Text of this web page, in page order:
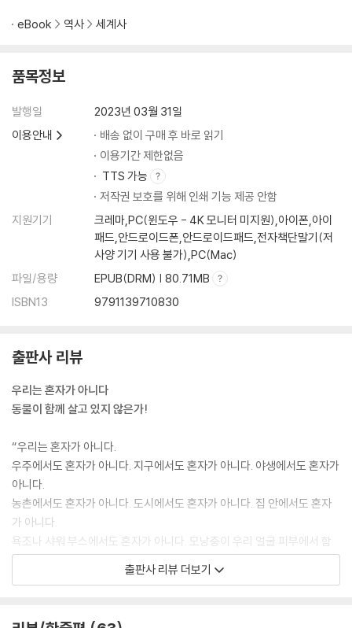
067 오릭스
070 오랑우탄
072 콜로라도감자잎벌레
073 메뚜기
074 양쯔강돌고래
078 로아사상충
081 카나리아
082 순록
085 토끼
087 나비
088 초파리
090 대왕오징어
091 비버
092 구아노가마우지
093 생쥐
094 황새
095 굴
097 분홍비둘기
eBook 역사 세계사
품목정보
발행일
2023년 03월 31일
이용안내
배송 없이 구매 후 바로 읽기
이용기간 제한없음
TTS 가능
저작권 보호를 위해 인쇄 기능 제공 안함
지원기기
크레마,PC(윈도우 - 4K 모니터 미지원),아이폰,아이
패드,안드로이드폰,안드로이드패드,전자책단말기(저
사양 기기 사용 불가),PC(Mac)
파일/용량
EPUB(DRM) | 80.71MB
ISBN13
9791139710830
출판사 리뷰
우리는 혼자가 아니다
동물이 함께 살고 있지 않은가!
“우리는 혼자가 아니다.
우주에서도 혼자가 아니다. 지구에서도 혼자가 아니다. 야생에서도 혼자가
아니다.
농촌에서도 혼자가 아니다. 도시에서도 혼자가 아니다. 집 안에서도 혼자
가 아니다.
욕조나 샤워 부스에서도 혼자가 아니다. 모낭충이 우리 얼굴 피부에서 함
께 살고 있지 않은가.”
출판사 리뷰 더보기